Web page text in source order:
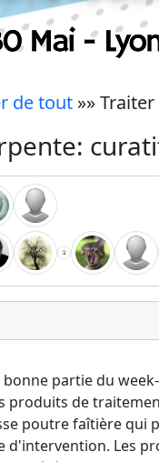
de tout »»
bonne partie du
de
poutre faîtière qui
d'intervention. Les